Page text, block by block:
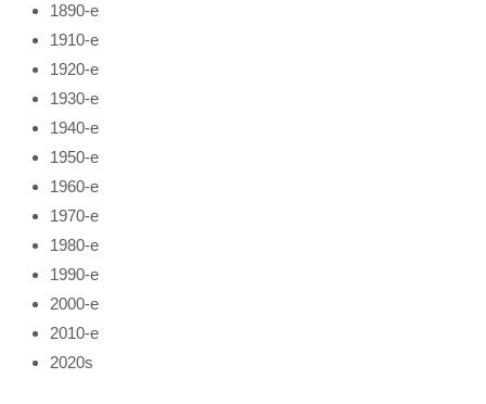
1890-е
1910-е
1920-е
1930-е
1940-е
1950-е
1960-е
1970-е
1980-е
1990-е
2000-е
2010-е
2020s